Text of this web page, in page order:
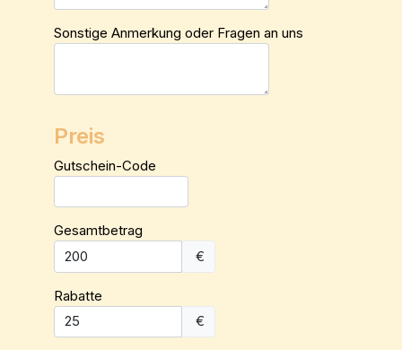
Sonstige Anmerkung oder Fragen an uns
Preis
Gutschein-Code
Gesamtbetrag
€
Rabatte
€